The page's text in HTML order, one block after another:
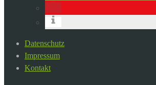
Datenschutz
Impressum
Kontakt